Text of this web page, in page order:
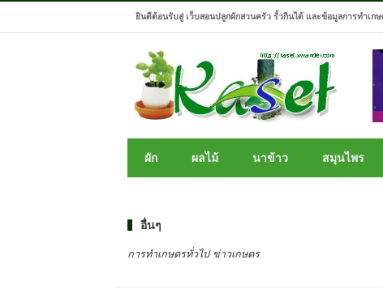
ยินดีต้อนรับสู่ เว็บสอนปลูกผักสวนครัว รั้วกินได้ และข้อมูลการทำเก
ผัก ผลไม้ นาข้าว สมุนไพร
อื่นๆ
การทำเกษตรทั่วไป ข่าวเกษตร